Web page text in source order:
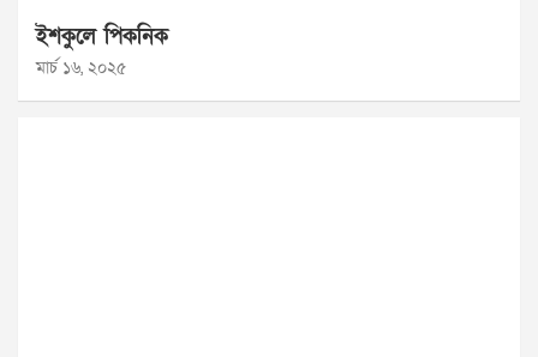
ইশকুলে পিকনিক
মার্চ ১৬, ২০২৫